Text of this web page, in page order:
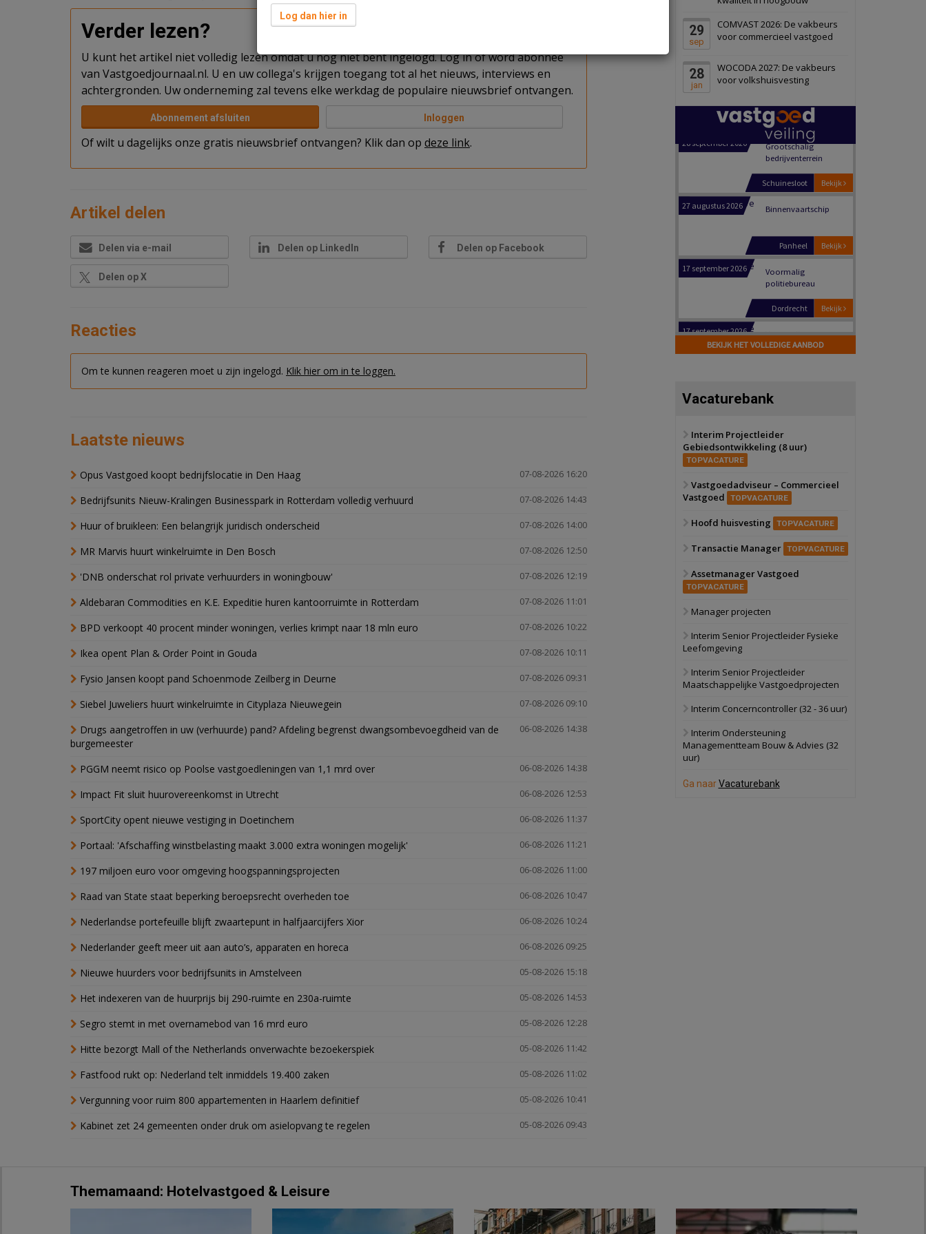
Verder lezen?
U kunt het artikel niet volledig lezen omdat u nog niet bent ingelogd. Log in of word abonnee
van Vastgoedjournaal.nl. U en uw collega's krijgen toegang tot al het nieuws, interviews en
achtergronden. Uw onderneming zal tevens elke werkdag de populaire nieuwsbrief ontvangen.
Abonnement afsluiten Inloggen
Of wilt u dagelijks onze gratis nieuwsbrief ontvangen? Klik dan op deze link.
Artikel delen
Delen via e-mail Delen op LinkedIn Delen op Facebook
Delen op X
Reacties
Om te kunnen reageren moet u zijn ingelogd. Klik hier om in te loggen.
Laatste nieuws
07-08-2026 16:20
Opus Vastgoed koopt bedrijfslocatie in Den Haag
07-08-2026 14:43
Bedrijfsunits Nieuw-Kralingen Businesspark in Rotterdam volledig verhuurd
07-08-2026 14:00
Huur of bruikleen: Een belangrijk juridisch onderscheid
07-08-2026 12:50
MR Marvis huurt winkelruimte in Den Bosch
07-08-2026 12:19
'DNB onderschat rol private verhuurders in woningbouw'
07-08-2026 11:01
Aldebaran Commodities en K.E. Expeditie huren kantoorruimte in Rotterdam
07-08-2026 10:22
BPD verkoopt 40 procent minder woningen, verlies krimpt naar 18 mln euro
07-08-2026 10:11
Ikea opent Plan & Order Point in Gouda
07-08-2026 09:31
Fysio Jansen koopt pand Schoenmode Zeilberg in Deurne
07-08-2026 09:10
Siebel Juweliers huurt winkelruimte in Cityplaza Nieuwegein
06-08-2026 14:38
Drugs aangetroffen in uw (verhuurde) pand? Afdeling begrenst dwangsombevoegdheid van de
burgemeester
06-08-2026 14:38
PGGM neemt risico op Poolse vastgoedleningen van 1,1 mrd over
06-08-2026 12:53
Impact Fit sluit huurovereenkomst in Utrecht
06-08-2026 11:37
SportCity opent nieuwe vestiging in Doetinchem
06-08-2026 11:21
Portaal: 'Afschaffing winstbelasting maakt 3.000 extra woningen mogelijk'
06-08-2026 11:00
197 miljoen euro voor omgeving hoogspanningsprojecten
06-08-2026 10:47
Raad van State staat beperking beroepsrecht overheden toe
06-08-2026 10:24
Nederlandse portefeuille blijft zwaartepunt in halfjaarcijfers Xior
06-08-2026 09:25
Nederlander geeft meer uit aan auto’s, apparaten en horeca
05-08-2026 15:18
Nieuwe huurders voor bedrijfsunits in Amstelveen
05-08-2026 14:53
Het indexeren van de huurprijs bij 290-ruimte en 230a-ruimte
05-08-2026 12:28
Segro stemt in met overnamebod van 16 mrd euro
05-08-2026 11:42
Hitte bezorgt Mall of the Netherlands onverwachte bezoekerspiek
05-08-2026 11:02
Fastfood rukt op: Nederland telt inmiddels 19.400 zaken
05-08-2026 10:41
Vergunning voor ruim 800 appartementen in Haarlem definitief
05-08-2026 09:43
Kabinet zet 24 gemeenten onder druk om asielopvang te regelen
29
sep
COMVAST 2026: De vakbeurs
voor commercieel vastgoed
28
jan
WOCODA 2027: De vakbeurs
voor volkshuisvesting
Schiedam
22 september 2026 Attractiepark
Bekijk
Oranje
28 september 2026
bedrijventerrein
Schuinesloot
Binnenvaartschip
politiebureau
Voormalig
politiebureau
17 september 2026
Voormalig
Zwanenburg
6 oktober 2026
Oranje
28 september 2026
bedrijventerrein
Bekijk
Schuinesloot
politiebureau
17 september 2026
Voormalig
BEKIJK HET VOLLEDIGE AANBOD
Vacaturebank
Interim Projectleider
Gebiedsontwikkeling (8 uur)
TOPVACATURE
Vastgoedadviseur – Commercieel
Vastgoed
TOPVACATURE
Hoofd huisvesting TOPVACATURE
Transactie Manager TOPVACATURE
Assetmanager Vastgoed
TOPVACATURE
Manager projecten
Interim Senior Projectleider Fysieke
Leefomgeving
Interim Senior Projectleider
Maatschappelijke Vastgoedprojecten
Interim Concerncontroller (32 - 36 uur)
Interim Ondersteuning
Managementteam Bouw & Advies (32
uur)
Ga naarVacaturebank
Themamaand: Hotelvastgoed & Leisure
Log dan hier in